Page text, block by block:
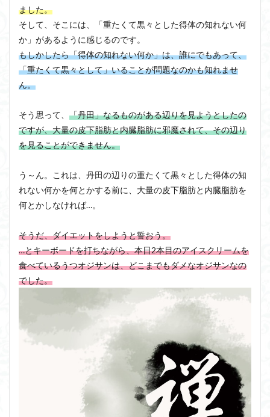
ました。
そして、そこには、「重たくて黒々とした得体の知れない何
か」があるように感じるのです。
もしかしたら「得体の知れない何か」は、誰にでもあって、
「重たくて黒々として」いることが問題なのかも知れませ
ん。
そう思って、 「丹田」なるものがある辺りを見ようとしたの
ですが、大量の皮下脂肪と内臓脂肪に邪魔されて、その辺り
を見ることができません。
う～ん。これは、丹田の辺りの重たくて黒々とした得体の知
れない何かを何とかする前に、大量の皮下脂肪と内臓脂肪を
何とかしなければ…。
そうだ、ダイエットをしようと誓おう。
…とキーボードを打ちながら、本日2本目のアイスクリームを
食べているうつオジサンは、どこまでもダメなオジサンなの
でした。